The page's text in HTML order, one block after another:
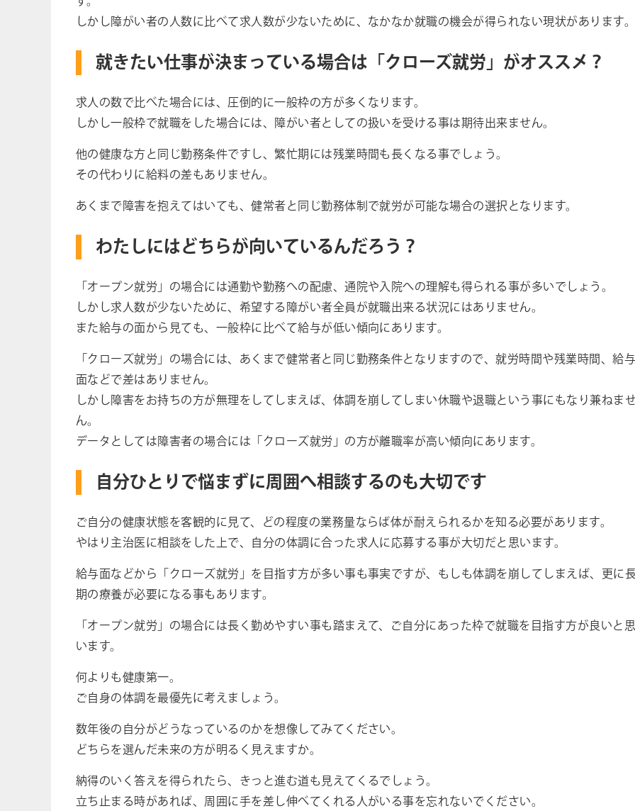
しかし障がい者の人数に比べて求人数が少ないために、なかなか就職の機会が得られない現状があります
就きたい仕事が決まっている場合は「クローズ就労」がオススメ？
求人の数で比べた場合には、圧倒的に一般枠の方が多くなります。
しかし一般枠で就職をした場合には、障がい者としての扱いを受ける事は期待出来ません。
他の健康な方と同じ勤務条件ですし、繁忙期には残業時間も長くなる事でしょう。
その代わりに給料の差もありません。
あくまで障害を抱えてはいても、健常者と同じ勤務体制で就労が可能な場合の選択となります。
わたしにはどちらが向いているんだろう？
「オープン就労」の場合には通勤や勤務への配慮、通院や入院への理解も得られる事が多いでしょう。
しかし求人数が少ないために、希望する障がい者全員が就職出来る状況にはありません。
また給与の面から見ても、一般枠に比べて給与が低い傾向にあります。
「クローズ就労」の場合には、あくまで健常者と同じ勤務条件となりますので、就労時間や残業時間、給
面などで差はありません。
しかし障害をお持ちの方が無理をしてしまえば、体調を崩してしまい休職や退職という事にもなり兼ねま
ん。
データとしては障害者の場合には「クローズ就労」の方が離職率が高い傾向にあります。
自分ひとりで悩まずに周囲へ相談するのも大切です
ご自分の健康状態を客観的に見て、どの程度の業務量ならば体が耐えられるかを知る必要があります。
やはり主治医に相談をした上で、自分の体調に合った求人に応募する事が大切だと思います。
給与面などから「クローズ就労」を目指す方が多い事も事実ですが、もしも体調を崩してしまえば、更に
期の療養が必要になる事もあります。
「オープン就労」の場合には長く勤めやすい事も踏まえて、ご自分にあった枠で就職を目指す方が良いと
います。
何よりも健康第一。
ご自身の体調を最優先に考えましょう。
数年後の自分がどうなっているのかを想像してみてください。
どちらを選んだ未来の方が明るく見えますか。
納得のいく答えを得られたら、きっと進む道も見えてくるでしょう。
立ち止まる時があれば、周囲に手を差し伸べてくれる人がいる事を忘れないでください。